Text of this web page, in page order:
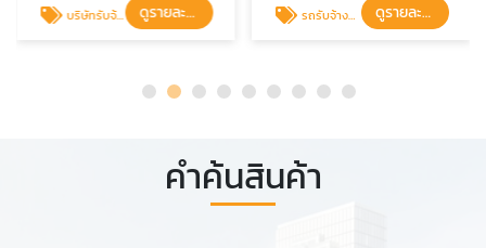
บริษัทรับจ้างขนย้าย ดูรายละเอียด รถรับจ้างขนของ อ่อนนุช ดูรายละเอียด
คำค้นสินค้า